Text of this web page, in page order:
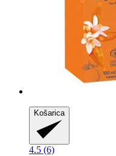
Košarica
4.5 (6)